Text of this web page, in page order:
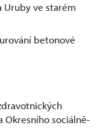
Uruby ve starém
betonové
Okresního sociálně-